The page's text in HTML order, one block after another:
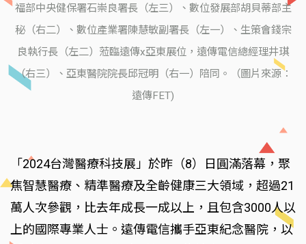
福部中央健保署石崇良署長（左三）、數位發展部胡貝蒂部主
秘（右二）、數位產業署陳慧敏副署長（左一）、生策會錢宗
良執行長（左二）蒞臨遠傳x亞東展位，遠傳電信總經理井琪
（右三）、亞東醫院院長邱冠明（右一）陪同。（圖片來源：
遠傳FET)
「2024台灣醫療科技展」於昨（8）日圓滿落幕，聚
焦智慧醫療、精準醫療及全齡健康三大領域，超過21
萬人次參觀，比去年成長一成以上，且包含3000人以
上的國際專業人士。遠傳電信攜手亞東紀念醫院，以